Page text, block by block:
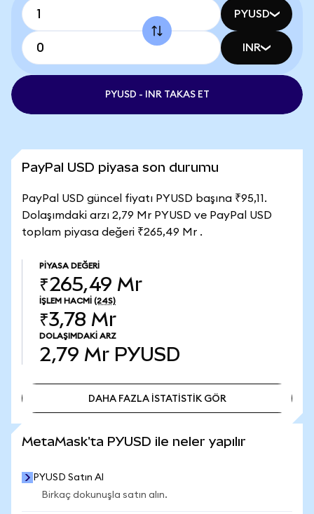
PYUSD
INR
PYUSD - INR TAKAS ET
PayPal USD piyasa son durumu
PayPal USD güncel fiyatı PYUSD başına ₹95,11.
Dolaşımdaki arzı 2,79 Mr PYUSD ve PayPal USD
toplam piyasa değeri ₹265,49 Mr .
PIYASA DEĞERI
₹265,49 Mr
İŞLEM HACMI (24S)
₹3,78 Mr
DOLAŞIMDAKI ARZ
2,79 Mr PYUSD
DAHA FAZLA İSTATİSTİK GÖR
MetaMask'ta PYUSD ile neler yapılır
PYUSD Satın Al
Birkaç dokunuşla satın alın.